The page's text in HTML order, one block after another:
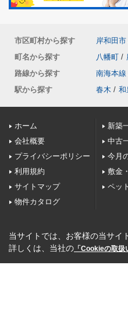
市区町村から探す 岸和田市
町名から探す
八幡町 /
路線から探す
南海本線
駅から探す
春木 / 和
ホーム
会社概要
プライバシーポリシー
利用規約
サイトマップ
物件カタログ
新築
中古
今月
敷金
ペッ
当サイトでは、お客様の当サイ
詳しくは、当社の 「Cookieの取扱